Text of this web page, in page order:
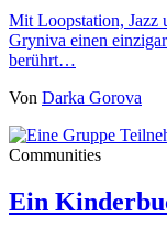
Mit Loopstation, Jazz
Gryniva einen
berührt…
Von Darka Gorova
Communities
Ein